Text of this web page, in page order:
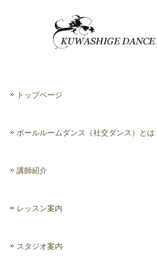
トップページ
ボールルームダンス（社交ダンス）とは
講師紹介
レッスン案内
スタジオ案内